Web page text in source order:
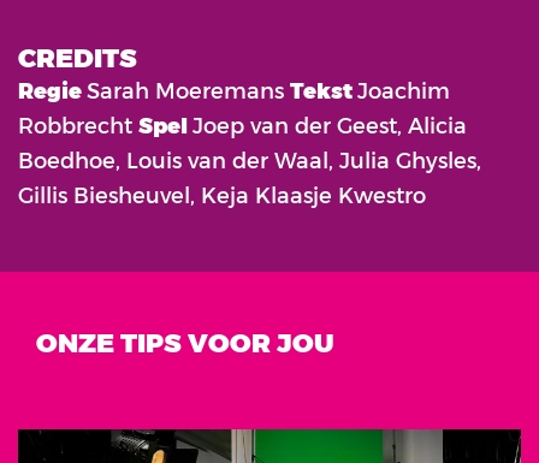
CREDITS
RegieSarah Moeremans TekstJoachim
Robbrecht SpelJoep van der Geest, Alicia
Boedhoe, Louis van der Waal, Julia Ghysles,
Gillis Biesheuvel, Keja Klaasje Kwestro
ONZE TIPS VOOR JOU